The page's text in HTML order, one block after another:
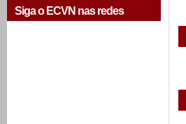
Siga o ECVN nas redes